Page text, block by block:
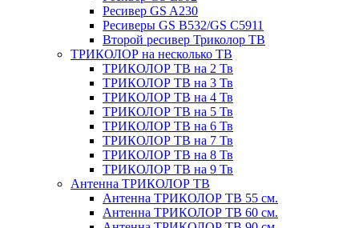
Ресивер GS A230
Ресиверы GS B532/GS C5911
Второй ресивер Триколор ТВ
ТРИКОЛОР на несколько ТВ
ТРИКОЛОР ТВ на 2 Тв
ТРИКОЛОР ТВ на 3 Тв
ТРИКОЛОР ТВ на 4 Тв
ТРИКОЛОР ТВ на 5 Тв
ТРИКОЛОР ТВ на 6 Тв
ТРИКОЛОР ТВ на 7 Тв
ТРИКОЛОР ТВ на 8 Тв
ТРИКОЛОР ТВ на 9 Тв
Антенна ТРИКОЛОР ТВ
Антенна ТРИКОЛОР ТВ 55 см.
Антенна ТРИКОЛОР ТВ 60 см.